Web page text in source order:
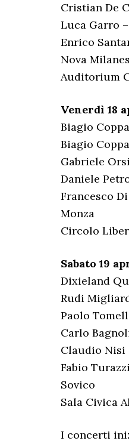
Cristian De
Luca Garro
Enrico
Nova
Auditorium
Venerdì 18
Biagio
Biagio
Gabriele
Daniele
Francesco
Monza
Circolo
Sabato 19
Dixieland
Rudi
Paolo
Carlo
Claudio Nisi
Fabio
Sovico
Sala Civica
I concerti